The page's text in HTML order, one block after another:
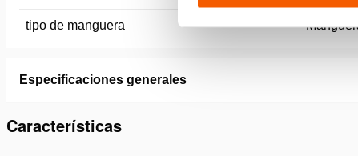
tipo de manguera
Especificaciones generales
Características